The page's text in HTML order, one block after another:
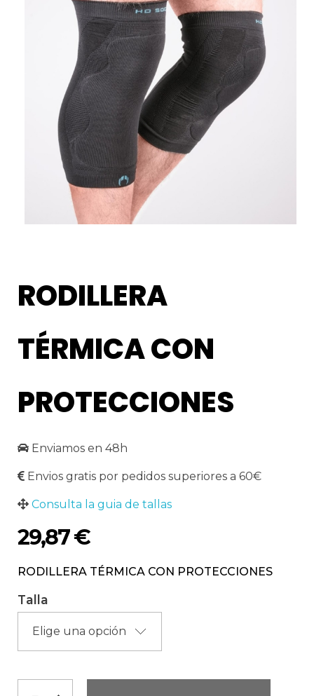
RODILLERA
TÉRMICA CON
PROTECCIONES
Enviamos en 48h
Envios gratis por pedidos superiores a 60€
Consulta la guia de tallas
29,87€
RODILLERA TÉRMICA CON PROTECCIONES
Talla